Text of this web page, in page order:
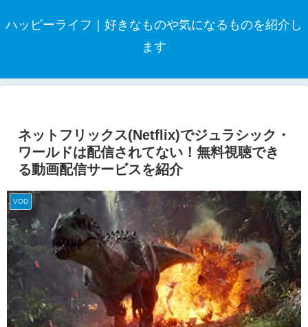
ハッピーライフ｜好きなものや気になるものを紹介し
ます
ネットフリックス(Netflix)でジュラシック・
ワールドは配信されてない！無料視聴でき
る動画配信サービスを紹介
VOD